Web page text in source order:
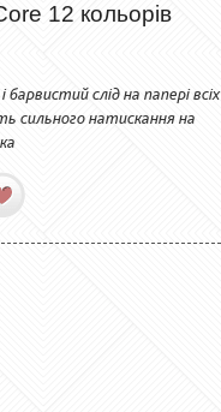
12 кольорів
слід на папері всіх
сильного натискання на